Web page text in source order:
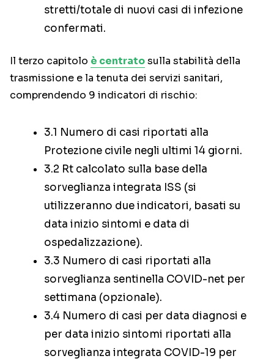
stretti/totale di nuovi casi di infezione
confermati.
Il terzo capitolo è centratosulla stabilità della
trasmissione e la tenuta dei servizi sanitari,
comprendendo 9 indicatori di rischio:
3.1 Numero di casi riportati alla
Protezione civile negli ultimi 14 giorni.
3.2 Rt calcolato sulla base della
sorveglianza integrata ISS (si
utilizzeranno due indicatori, basati su
data inizio sintomi e data di
ospedalizzazione).
3.3 Numero di casi riportati alla
sorveglianza sentinella COVID-net per
settimana (opzionale).
3.4 Numero di casi per data diagnosi e
per data inizio sintomi riportati alla
sorveglianza integrata COVID-19 per